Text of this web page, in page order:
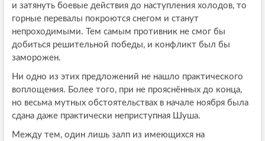
и затянуть боевые действия до наступления холодов, то
горные перевалы покроются снегом и станут
непроходимыми. Тем самым противник не смог бы
добиться решительной победы, и конфликт был бы
заморожен.
Ни одно из этих предложений не нашло практического
воплощения. Более того, при не прояснённых до конца,
но весьма мутных обстоятельствах в начале ноября была
сдана даже практически неприступная Шуша.
Между тем, один лишь залп из имеющихся на